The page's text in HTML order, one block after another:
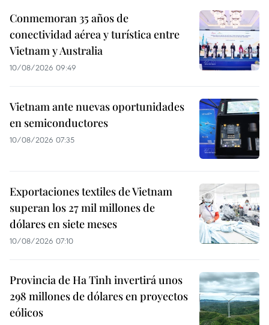
Conmemoran 35 años de
conectividad aérea y turística entre
Vietnam y Australia
10/08/2026 09:49
Vietnam ante nuevas oportunidades
en semiconductores
10/08/2026 07:35
Exportaciones textiles de Vietnam
superan los 27 mil millones de
dólares en siete meses
10/08/2026 07:10
Provincia de Ha Tinh invertirá unos
298 millones de dólares en proyectos
eólicos